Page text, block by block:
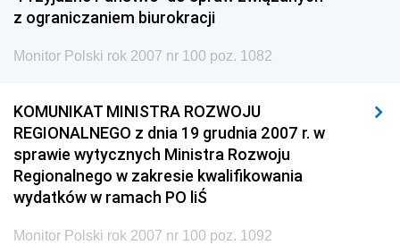
z ograniczaniem biurokracji
Monitor Polski rok 2007 nr 100 poz. 1082
KOMUNIKAT MINISTRA ROZWOJU
REGIONALNEGO z dnia 19 grudnia 2007 r. w
sprawie wytycznych Ministra Rozwoju
Regionalnego w zakresie kwalifikowania
wydatków w ramach PO liŚ
Monitor Polski rok 2007 nr 100 poz. 1092